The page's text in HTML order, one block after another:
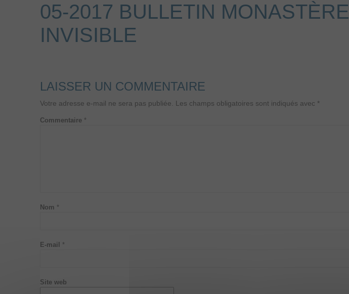
05-2017 BULLETIN MONASTÈRE
INVISIBLE
LAISSER UN COMMENTAIRE
Votre adresse e-mail ne sera pas publiée. Les champs obligatoires sont indiqués avec *
Commentaire *
Nom *
E-mail *
Site web